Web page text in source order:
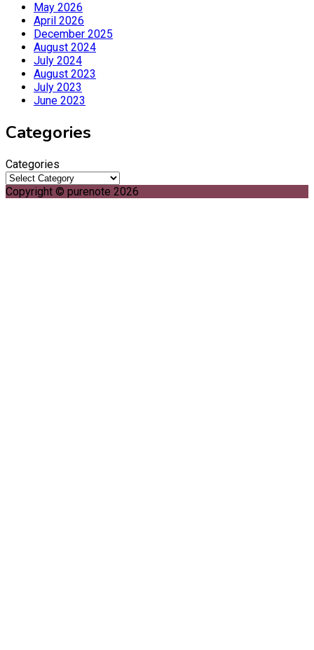
May 2026
April 2026
December 2025
August 2024
July 2024
August 2023
July 2023
June 2023
Categories
Categories
Copyright © purenote 2026